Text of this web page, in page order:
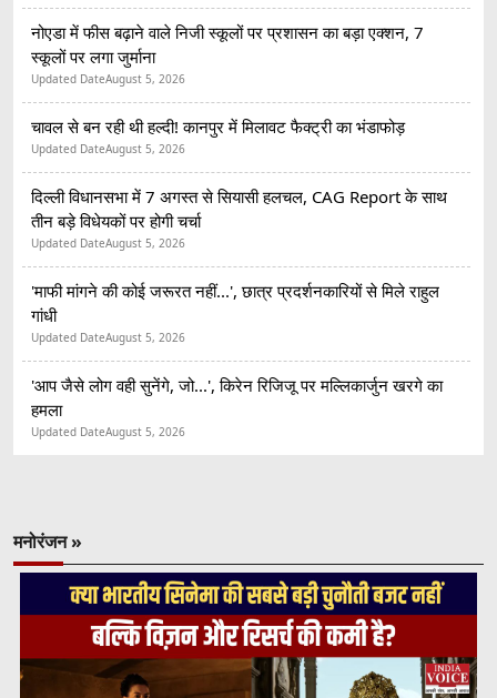
नोएडा में फीस बढ़ाने वाले निजी स्कूलों पर प्रशासन का बड़ा एक्शन, 7
स्कूलों पर लगा जुर्माना
Updated DateAugust 5, 2026
चावल से बन रही थी हल्दी! कानपुर में मिलावट फैक्ट्री का भंडाफोड़
Updated DateAugust 5, 2026
दिल्ली विधानसभा में 7 अगस्त से सियासी हलचल, CAG Report के साथ
तीन बड़े विधेयकों पर होगी चर्चा
Updated DateAugust 5, 2026
'माफी मांगने की कोई जरूरत नहीं...', छात्र प्रदर्शनकारियों से मिले राहुल
गांधी
Updated DateAugust 5, 2026
'आप जैसे लोग वही सुनेंगे, जो...', किरेन रिजिजू पर मल्लिकार्जुन खरगे का
हमला
Updated DateAugust 5, 2026
मनोरंजन »